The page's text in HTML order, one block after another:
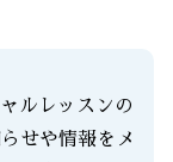
ルレッスンの
せや情報をメ